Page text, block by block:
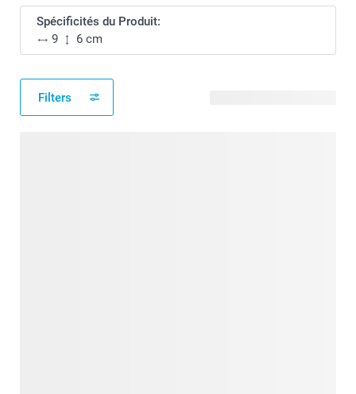
Spécificités du Produit:
9
6 cm
Filters